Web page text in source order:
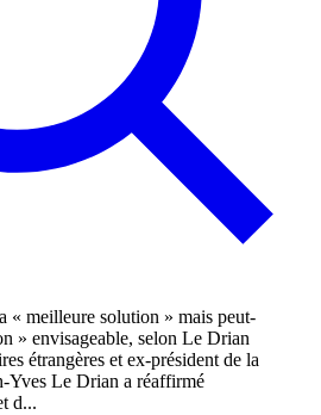
étrangères et ex-président de la
Yves Le Drian a réaffirmé
d...